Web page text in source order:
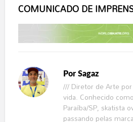
COMUNICADO DE
Por Sagaz
/// Diretor de Arte
vida. Conhecido
Paraíba/SP, skatista
passando pelas